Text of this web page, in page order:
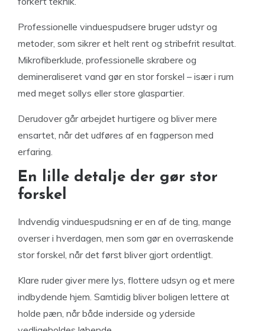
Professionelle vinduespudsere bruger udstyr og
metoder, som sikrer et helt rent og stribefrit resultat.
Mikrofiberklude, professionelle skrabere og
demineraliseret vand gør en stor forskel – især i rum
med meget sollys eller store glaspartier.
Derudover går arbejdet hurtigere og bliver mere
ensartet, når det udføres af en fagperson med
erfaring.
En lille detalje der gør stor
forskel
Indvendig vinduespudsning er en af de ting, mange
overser i hverdagen, men som gør en overraskende
stor forskel, når det først bliver gjort ordentligt.
Klare ruder giver mere lys, flottere udsyn og et mere
indbydende hjem. Samtidig bliver boligen lettere at
holde pæn, når både inderside og yderside